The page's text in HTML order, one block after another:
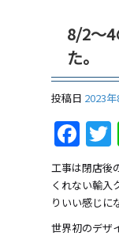
8/2～
た。
投稿日 2023
工事は閉店後
くれない輸入
りいい感じに
世界初のデザ